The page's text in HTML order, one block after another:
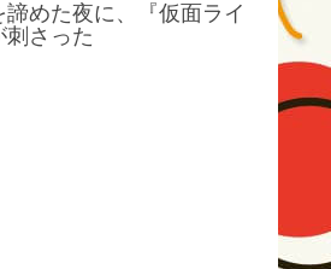
めた夜に、『仮面ライ
刺さった